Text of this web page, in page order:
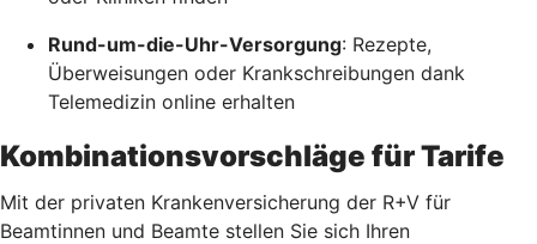
Rund-um-die-Uhr-Versorgung: Rezepte,
Überweisungen oder Krankschreibungen dank
Telemedizin online erhalten
Kombinationsvorschläge für Tarife
Mit der privaten Krankenversicherung der R+V für
Beamtinnen und Beamte stellen Sie sich Ihren